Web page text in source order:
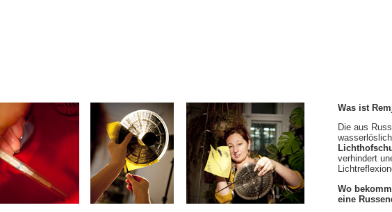
Was ist
Die aus
verhindert
Wo
eine